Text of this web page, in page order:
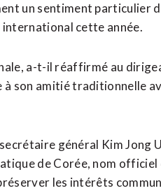
un sentiment particulier
international cette année.
a-t-il réaffirmé au
son amitié traditionnelle
général Kim Jong
de Corée, nom officiel
les intérêts